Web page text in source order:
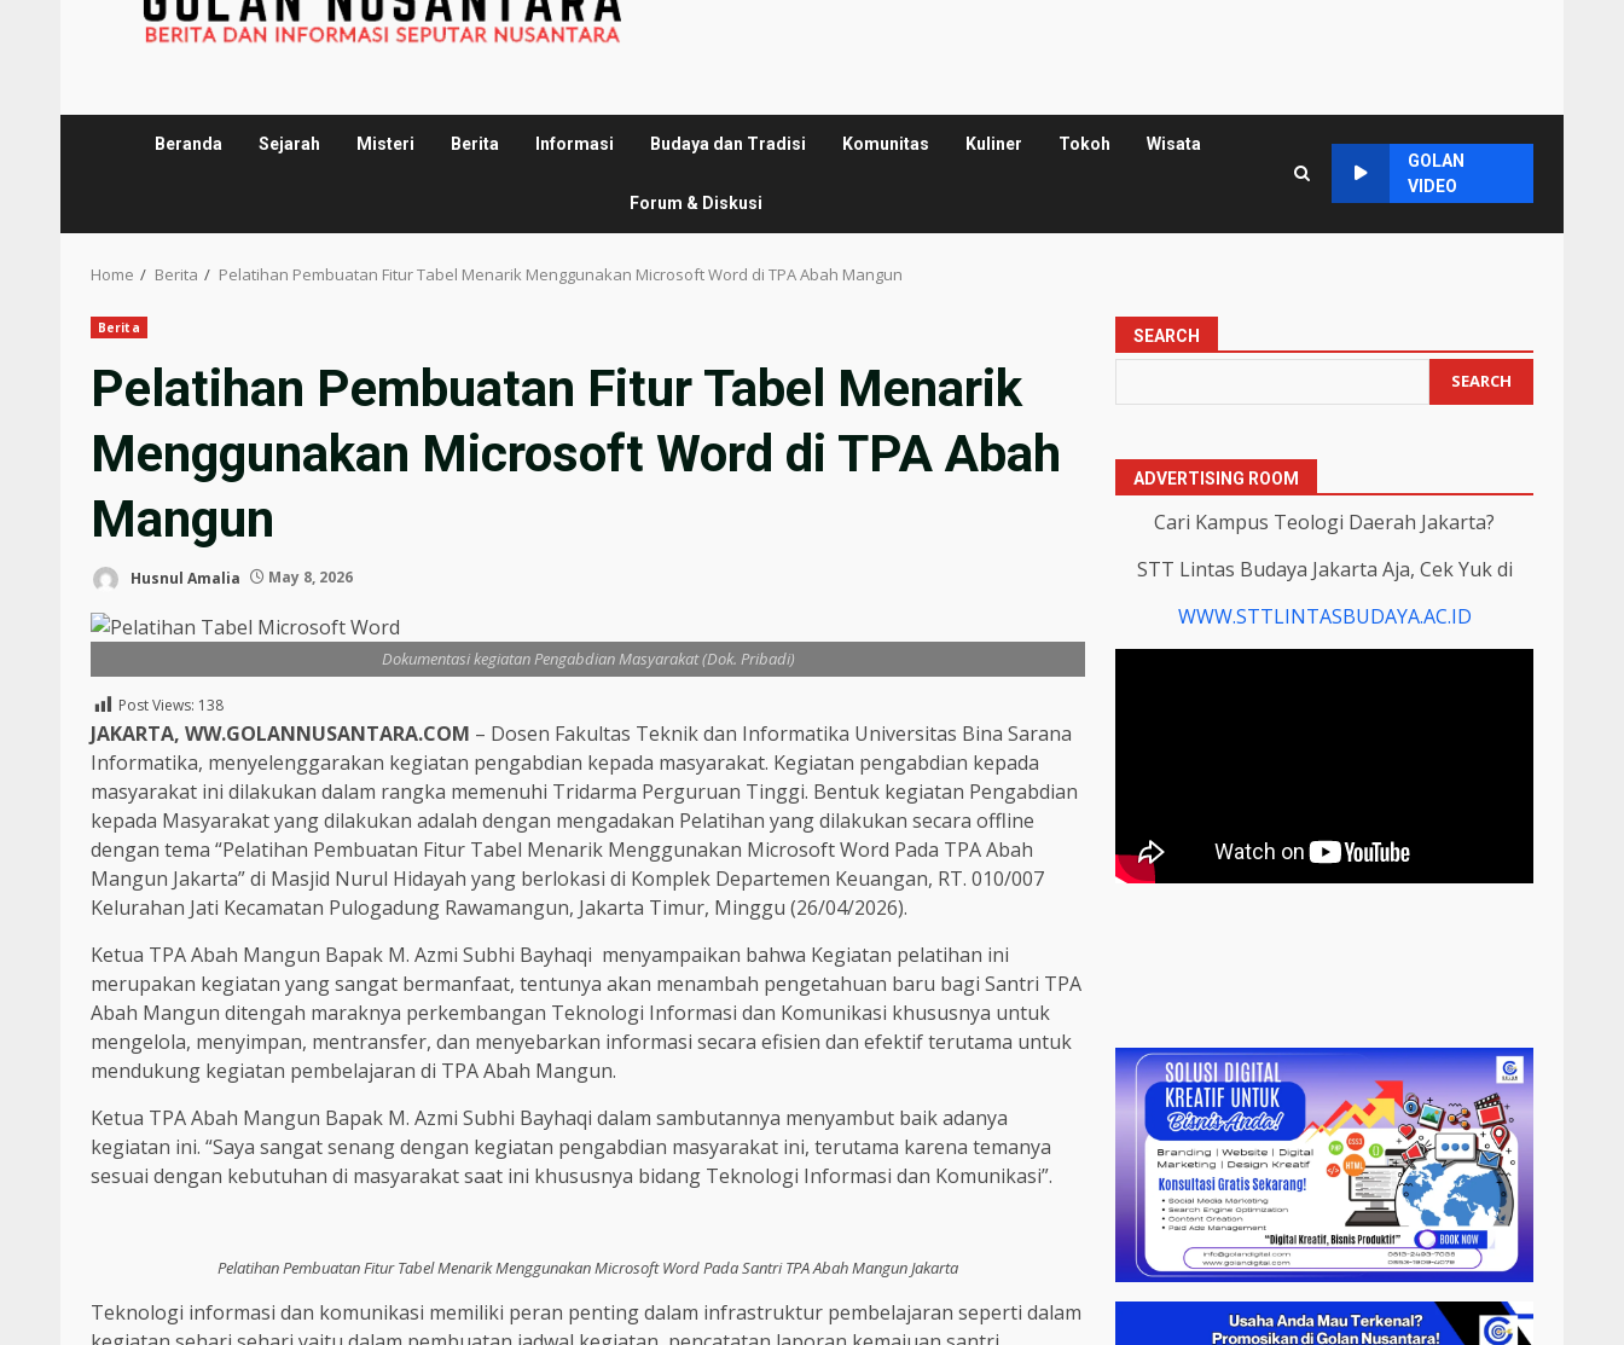
Beranda Sejarah Misteri Berita Informasi Budaya dan Tradisi Komunitas Kuliner Tokoh Wisata
Forum & Diskusi
GOLAN
VIDEO
Home Berita Pelatihan Pembuatan Fitur Tabel Menarik Menggunakan Microsoft Word di TPA Abah Mangun
Berita
Pelatihan Pembuatan Fitur Tabel Menarik
Menggunakan Microsoft Word di TPA Abah
Mangun
Husnul Amalia May 8, 2026
Dokumentasi kegiatan Pengabdian Masyarakat (Dok. Pribadi)
Post Views: 138
JAKARTA, WW.GOLANNUSANTARA.COM – Dosen Fakultas Teknik dan Informatika Universitas Bina Sarana
Informatika, menyelenggarakan kegiatan pengabdian kepada masyarakat. Kegiatan pengabdian kepada
masyarakat ini dilakukan dalam rangka memenuhi Tridarma Perguruan Tinggi. Bentuk kegiatan Pengabdian
kepada Masyarakat yang dilakukan adalah dengan mengadakan Pelatihan yang dilakukan secara offline
dengan tema “Pelatihan Pembuatan Fitur Tabel Menarik Menggunakan Microsoft Word Pada TPA Abah
Mangun Jakarta” di Masjid Nurul Hidayah yang berlokasi di Komplek Departemen Keuangan, RT. 010/007
Kelurahan Jati Kecamatan Pulogadung Rawamangun, Jakarta Timur, Minggu (26/04/2026).
Ketua TPA Abah Mangun Bapak M. Azmi Subhi Bayhaqi menyampaikan bahwa Kegiatan pelatihan ini
merupakan kegiatan yang sangat bermanfaat, tentunya akan menambah pengetahuan baru bagi Santri TPA
Abah Mangun ditengah maraknya perkembangan Teknologi Informasi dan Komunikasi khususnya untuk
mengelola, menyimpan, mentransfer, dan menyebarkan informasi secara efisien dan efektif terutama untuk
mendukung kegiatan pembelajaran di TPA Abah Mangun.
Ketua TPA Abah Mangun Bapak M. Azmi Subhi Bayhaqi dalam sambutannya menyambut baik adanya
kegiatan ini. “Saya sangat senang dengan kegiatan pengabdian masyarakat ini, terutama karena temanya
sesuai dengan kebutuhan di masyarakat saat ini khususnya bidang Teknologi Informasi dan Komunikasi”.
Pelatihan Pembuatan Fitur Tabel Menarik Menggunakan Microsoft Word Pada Santri TPA Abah Mangun Jakarta
Teknologi informasi dan komunikasi memiliki peran penting dalam infrastruktur pembelajaran seperti dalam
SEARCH
SEARCH
ADVERTISING ROOM
Cari Kampus Teologi Daerah Jakarta?
STT Lintas Budaya Jakarta Aja, Cek Yuk di
WWW.STTLINTASBUDAYA.AC.ID